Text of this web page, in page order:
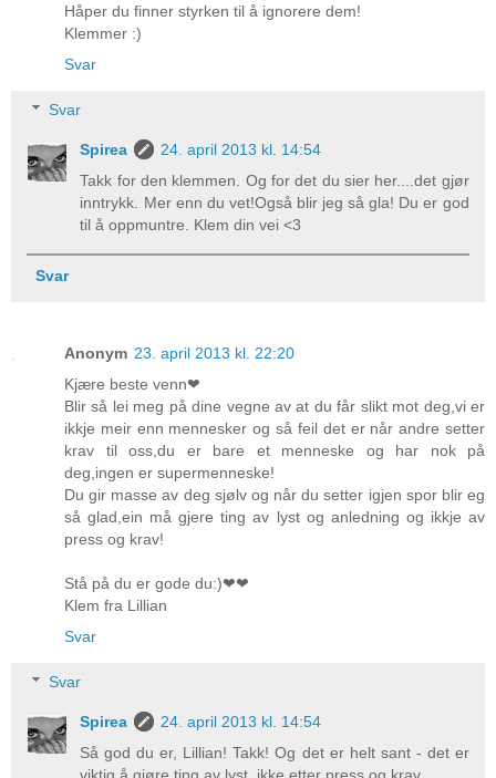
Håper du finner styrken til å ignorere dem!
Klemmer :)
Svar
Svar
Spirea
24. april 2013 kl. 14:54
Takk for den klemmen. Og for det du sier her....det gjør
inntrykk. Mer enn du vet!Også blir jeg så gla! Du er god
til å oppmuntre. Klem din vei <3
Svar
Anonym 23. april 2013 kl. 22:20
Kjære beste venn❤
Blir så lei meg på dine vegne av at du får slikt mot deg,vi er
ikkje meir enn mennesker og så feil det er når andre setter
krav til oss,du er bare et menneske og har nok på
deg,ingen er supermenneske!
Du gir masse av deg sjølv og når du setter igjen spor blir eg
så glad,ein må gjere ting av lyst og anledning og ikkje av
press og krav!
Stå på du er gode du:)❤❤
Klem fra Lillian
Svar
Svar
Spirea
24. april 2013 kl. 14:54
Så god du er, Lillian! Takk! Og det er helt sant - det er